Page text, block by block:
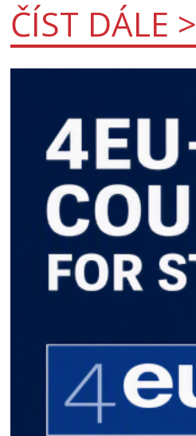
ČÍST DÁLE >